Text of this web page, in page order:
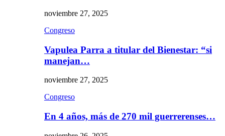
noviembre 27, 2025
Congreso
Vapulea Parra a titular del Bienestar: “si
manejan…
noviembre 27, 2025
Congreso
En 4 años, más de 270 mil guerrerenses…